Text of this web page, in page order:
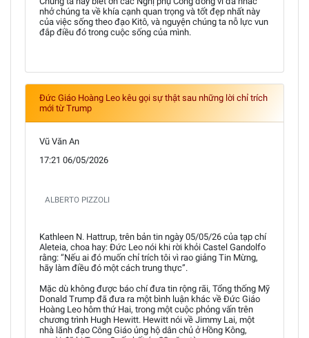
nhở chúng ta về khía cạnh quan trọng và tốt đẹp nhất này
của việc sống theo đạo Kitô, và nguyện chúng ta nỗ lực vun
đắp điều đó trong cuộc sống của mình.
Đức Giáo Hoàng Leo kêu gọi sự thật sau những lời chỉ trích
mới từ Trump
Vũ Văn An
17:21 06/05/2026
ALBERTO PIZZOLI
Kathleen N. Hattrup, trên bản tin ngày 05/05/26 của tạp chí
Aleteia, choa hay: Đức Leo nói khi rời khỏi Castel Gandolfo
rằng: “Nếu ai đó muốn chỉ trích tôi vì rao giảng Tin Mừng,
hãy làm điều đó một cách trung thực”.
Mặc dù không được báo chí đưa tin rộng rãi, Tổng thống Mỹ
Donald Trump đã đưa ra một bình luận khác về Đức Giáo
Hoàng Leo hôm thứ Hai, trong một cuộc phỏng vấn trên
chương trình Hugh Hewitt. Hewitt nói về Jimmy Lai, một
nhà lãnh đạo Công Giáo ủng hộ dân chủ ở Hồng Kông,